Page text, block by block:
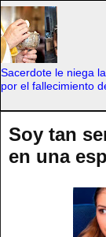
Sacerdote le niega
por el fallecimiento
Soy tan
en una